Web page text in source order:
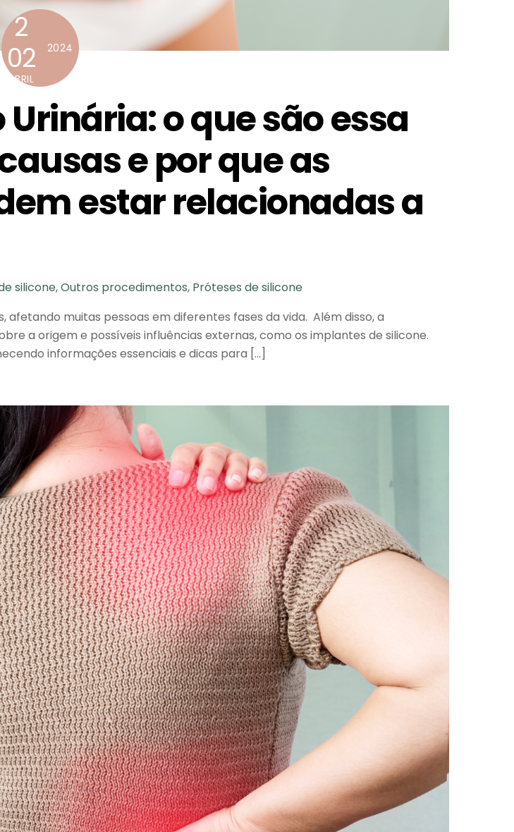
2
02
ABRIL
2024
o que são essa
e por que as
estar relacionadas a
silicone,Outros procedimentos, Próteses de silicone
muitas pessoas em diferentes fases da vida. Além disso, a
a origem e possíveis influências externas, como os implantes de silicone.
informações essenciais e dicas para […]